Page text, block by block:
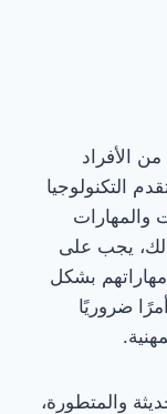
الأفراد
التكنولوجيا
والمهارات
يجب على
مهاراتهم بشكل
ضروريًا
والمتطورة،